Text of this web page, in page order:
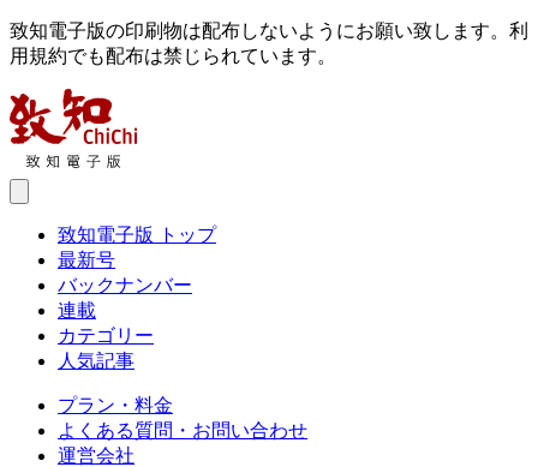
致知電子版の印刷物は配布しないようにお願い致します。利
用規約でも配布は禁じられています。
致知電子版 トップ
最新号
バックナンバー
連載
カテゴリー
人気記事
プラン・料金
よくある質問・お問い合わせ
運営会社